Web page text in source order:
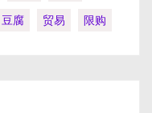
豆腐 贸易 限购